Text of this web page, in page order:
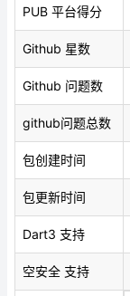
PUB 平台得分
Github 星数
Github 问题数
github问题总数
包创建时间
包更新时间
Dart3 支持
空安全 支持